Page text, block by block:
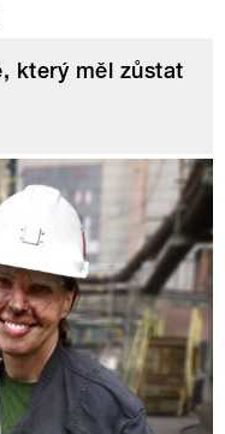
který měl zůstat